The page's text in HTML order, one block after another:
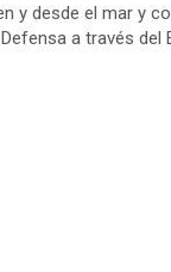
y desde el mar y
a través del